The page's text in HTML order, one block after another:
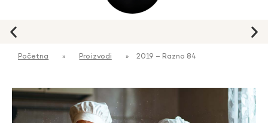
Početna
» Proizvodi » 2019 – Razno 84